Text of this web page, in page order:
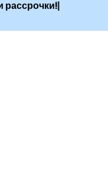
рассро|